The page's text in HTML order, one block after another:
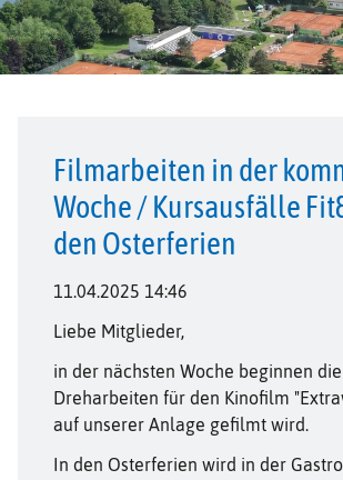
Filmarbeiten in der
Woche / Kursausfälle
den Osterferien
11.04.2025 14:46
Liebe Mitglieder,
in der nächsten Woche beginnen die
Dreharbeiten für den Kinofilm
auf unserer Anlage gefilmt wird.
In den Osterferien wird in der